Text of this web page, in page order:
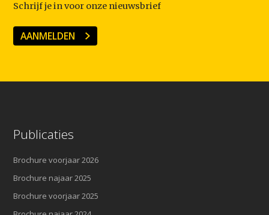
Schrijf je in voor onze nieuwsbrief
AANMELDEN
Publicaties
Brochure voorjaar 2026
Brochure najaar 2025
Brochure voorjaar 2025